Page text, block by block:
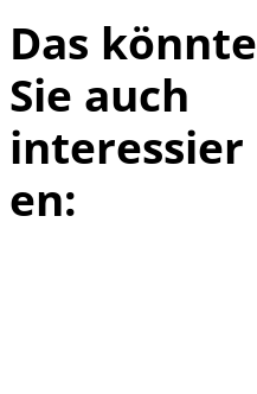
Das könnte
Sie auch
interessier
en: